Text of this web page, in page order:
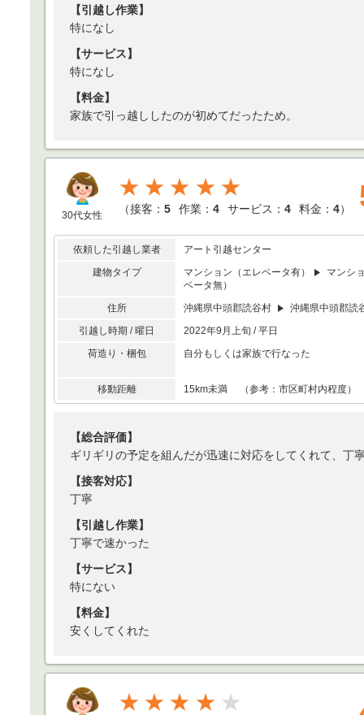
【引越し作業】
特になし
【サービス】
特になし
【料金】
家族で引っ越ししたのが初めてだったため。
30代女性
★★★★★
（接客： 5 作業： 4 サービス： 4 料金： 4）
依頼した引越し業者
アート引越センター
建物タイプ
マンション（エレベータ有）
マンシ
ベータ無）
住所
沖縄県中頭郡読谷村
沖縄県中頭郡読
引越し時期 / 曜日
2022年9月上旬 / 平日
荷造り・梱包
自分もしくは家族で行なった
移動距離 15km未満 （参考：市区町村内程度）
【総合評価】
ギリギリの予定を組んだが迅速に対応をしてくれて、丁
【接客対応】
丁寧
【引越し作業】
丁寧で速かった
【サービス】
特にない
【料金】
安くしてくれた
★★★★